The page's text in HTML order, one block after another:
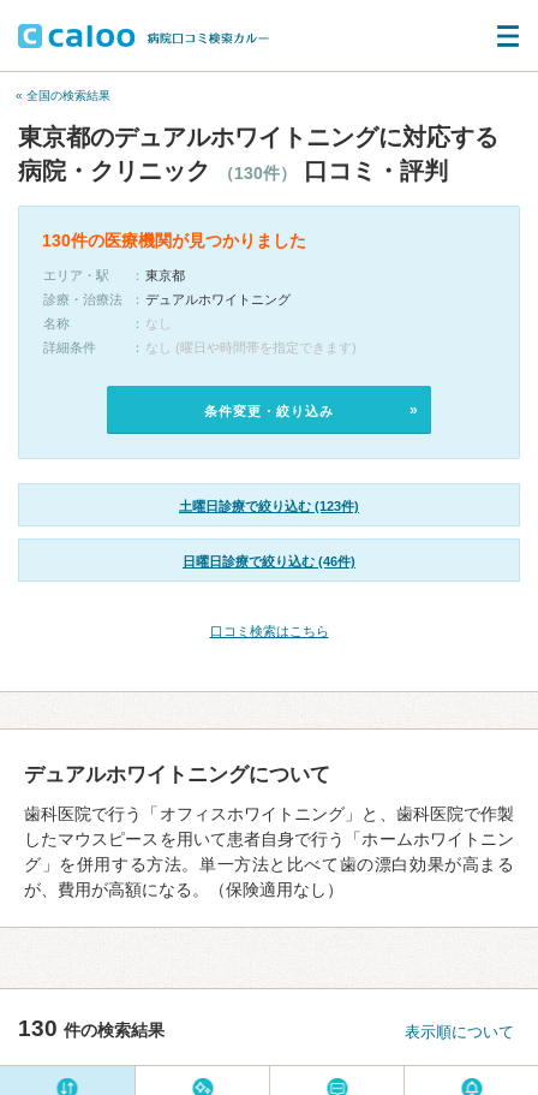
« 全国の検索結果
東京都のデュアルホワイトニングに対応する
病院・クリニック
（130件） 口コミ・評判
130件の医療機関が見つかりました
エリア・駅
東京都
診療・治療法
デュアルホワイトニング
名称
なし
詳細条件
なし (曜日や時間帯を指定できます)
条件変更・絞り込み
土曜日診療で絞り込む (123件)
日曜日診療で絞り込む (46件)
口コミ検索はこちら
デュアルホワイトニングについて
歯科医院で行う「オフィスホワイトニング」と、歯科医院で作製
したマウスピースを用いて患者自身で行う「ホームホワイトニン
グ」を併用する方法。単一方法と比べて歯の漂白効果が高まる
が、費用が高額になる。（保険適用なし）
130 件の検索結果 表示順について